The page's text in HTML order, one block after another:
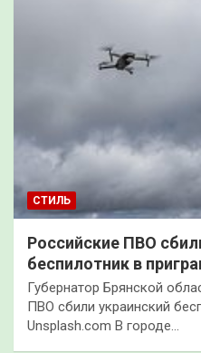
СТИЛЬ
Российские ПВО
беспилотник в
Губернатор Брянской
ПВО сбили украинский
Unsplash.com В городе…